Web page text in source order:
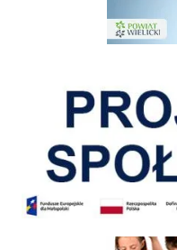
Informacja o